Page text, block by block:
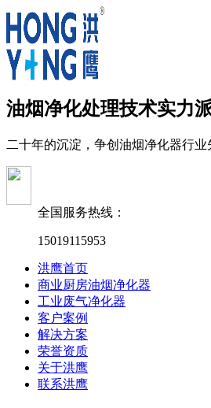
油烟净化处理技术实力
二十年的沉淀，争创油烟净化器行业
全国服务热线：
15019115953
洪鹰首页
商业厨房油烟净化器
工业废气净化器
客户案例
解决方案
荣誉资质
关于洪鹰
联系洪鹰